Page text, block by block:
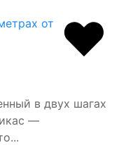
от
в двух шагах
—